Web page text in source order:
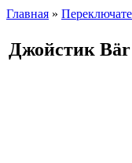
Главная »
Джойстик Bär